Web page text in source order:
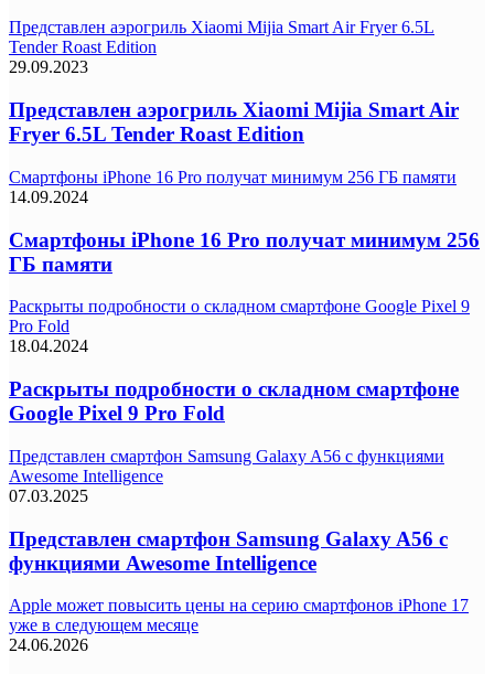
Представлен аэрогриль Xiaomi Mijia Smart Air Fryer 6.5L
Tender Roast Edition
29.09.2023
Представлен аэрогриль Xiaomi Mijia Smart Air
Fryer 6.5L Tender Roast Edition
Смартфоны iPhone 16 Pro получат минимум 256 ГБ памяти
14.09.2024
Смартфоны iPhone 16 Pro получат минимум 256
ГБ памяти
Раскрыты подробности о складном смартфоне Google Pixel 9
Pro Fold
18.04.2024
Раскрыты подробности о складном смартфоне
Google Pixel 9 Pro Fold
Представлен смартфон Samsung Galaxy A56 с функциями
Awesome Intelligence
07.03.2025
Представлен смартфон Samsung Galaxy A56 с
функциями Awesome Intelligence
Apple может повысить цены на серию смартфонов iPhone 17
уже в следующем месяце
24.06.2026